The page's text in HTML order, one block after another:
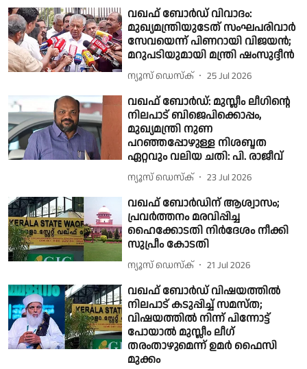
വഖഫ് ബോർഡ് വിവാദം:
മുഖ്യമന്ത്രിയുടേത് സംഘപരിവാർ
സേവയെന്ന് പിണറായി വിജയന്‍;
മറുപടിയുമായി മന്ത്രി ഷംസുദ്ദീന്‍
ന്യൂസ് ഡെസ്ക് 25 Jul 2026
വഖഫ് ബോര്‍ഡ്: മുസ്ലീം ലീഗിന്റെ
നിലപാട് ബിജെപിക്കൊപ്പം,
മുഖ്യമന്ത്രി നുണ
പറഞ്ഞപ്പോഴുള്ള നിശബ്ദത
ഏറ്റവും വലിയ ചതി: പി. രാജീവ്
ന്യൂസ് ഡെസ്ക് 23 Jul 2026
വഖഫ് ബോർഡിന് ആശ്വാസം;
പ്രവർത്തനം മരവിപ്പിച്ച
ഹൈക്കോടതി നിർദേശം നീക്കി
സുപ്രീം കോടതി
ന്യൂസ് ഡെസ്ക് 21 Jul 2026
വഖഫ് ബോർഡ് വിഷയത്തിൽ
നിലപാട് കടുപ്പിച്ച് സമസ്ത;
വിഷയത്തിൽ നിന്ന് പിന്നോട്ട്
പോയാൽ മുസ്ലീം ലീഗ്
തരംതാഴുമെന്ന് ഉമര്‍ ഫൈസി
മുക്കം